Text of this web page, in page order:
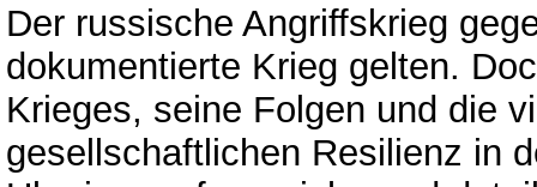
Der russische Angriffskrieg
dokumentierte Krieg gelten.
Krieges, seine Folgen und die
gesellschaftlichen Resilienz in